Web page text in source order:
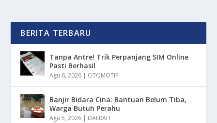
BERITA TERBARU
Tanpa Antre! Trik Perpanjang SIM Online
Pasti Berhasil
Agu 6, 2026 | OTOMOTIF
Banjir Bidara Cina: Bantuan Belum Tiba,
Warga Butuh Perahu
Agu 5, 2026 | DAERAH